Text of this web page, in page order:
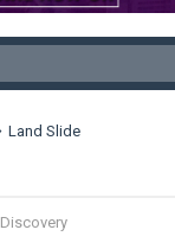
Land Slide
Discovery